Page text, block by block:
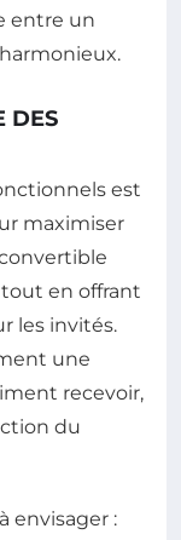
entre un
DES
est
maximiser
tout en offrant
les invités.
une
recevoir,
du
envisager :